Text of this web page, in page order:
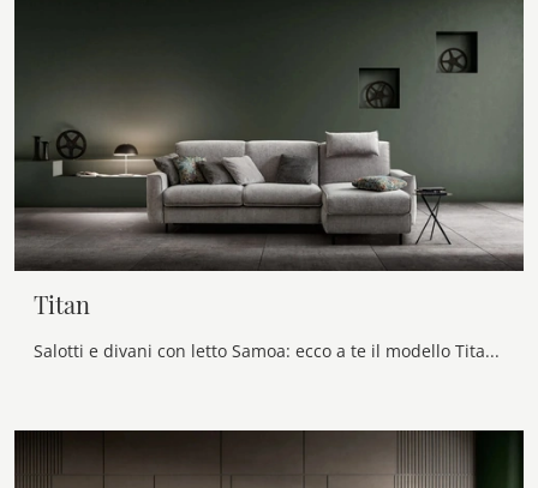
Titan
Salotti e divani con letto Samoa: ecco a te il modello Titan in tessuto per arricchire il soggiorno.